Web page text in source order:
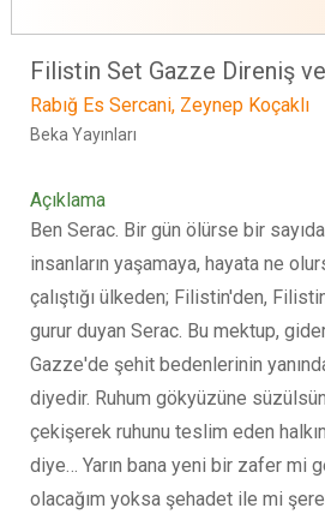
Filistin Set Gazze Direniş
Rabığ Es Sercani, Zeynep Koçaklı
Beka Yayınları
Açıklama
Ben Serac. Bir gün ölürse bir
insanların yaşamaya, hayata ne
çalıştığı ülkeden; Filistin'den,
gurur duyan Serac. Bu mektup,
Gazze'de şehit bedenlerinin
diyedir. Ruhum gökyüzüne
çekişerek ruhunu teslim eden
diye… Yarın bana yeni bir zafer mi
olacağım yoksa şehadet ile mi